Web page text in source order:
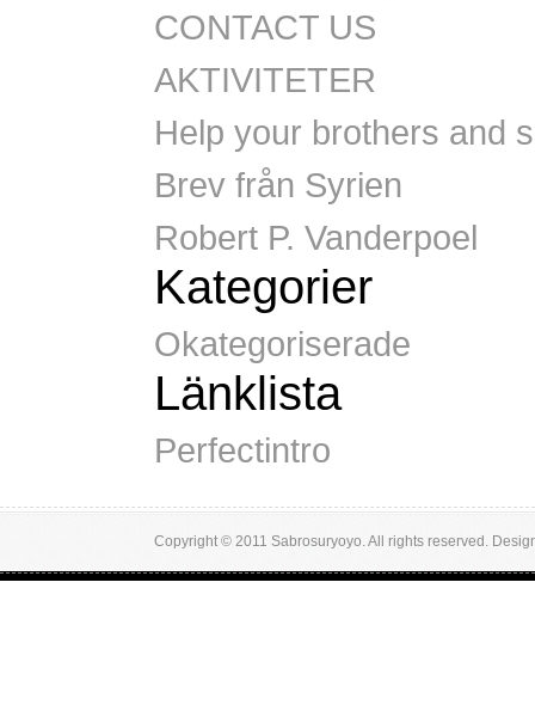
CONTACT US
AKTIVITETER
Help your brothers and
Brev från Syrien
Robert P. Vanderpoel
Kategorier
Okategoriserade
Länklista
Perfectintro
Copyright © 2011 Sabrosuryoyo. All rights reserved.